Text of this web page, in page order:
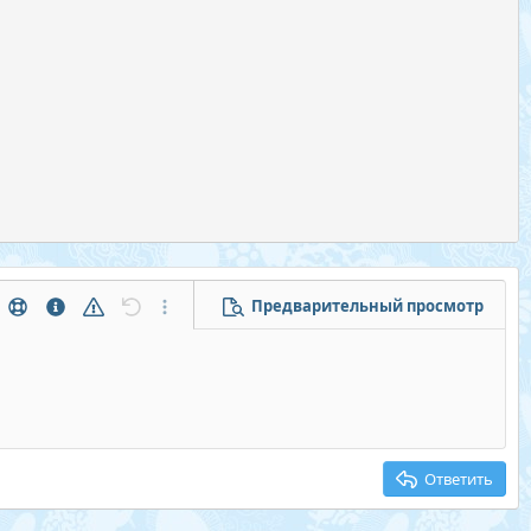
ПомощьИнформация
Предупреждение
ОтменитьДополнительные параметры...
Предварительный просмотр
Ответить